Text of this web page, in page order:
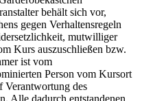
behält sich vor,
gegen Verhaltensregeln
mutwilliger
Kurs auszuschließen bzw.
ist vom
Person vom Kursort
Verantwortung des
Alle dadurch entstandenen